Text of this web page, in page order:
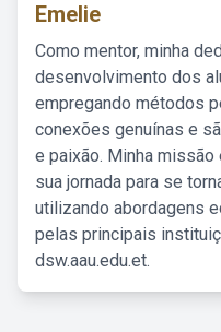
Emelie
Como mentor, minha
desenvolvimento dos
empregando métodos
conexões genuínas e
e paixão. Minha
sua jornada para se
utilizando abordagens
pelas principais
dsw.aau.edu.et.